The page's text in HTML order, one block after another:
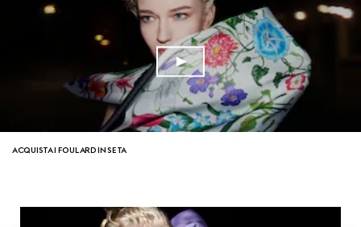
ACQUISTA I FOULARD IN SETA